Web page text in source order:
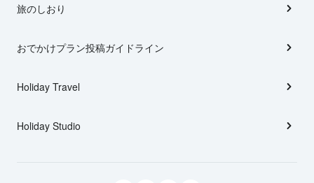
旅のしおり
おでかけプラン投稿ガイドライン
Holiday Travel
Holiday Studio